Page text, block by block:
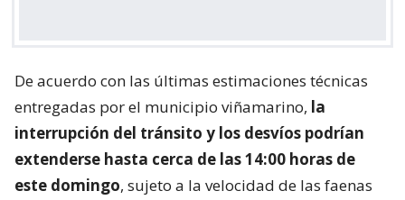
De acuerdo con las últimas estimaciones técnicas
entregadas por el municipio viñamarino, la
interrupción del tránsito y los desvíos podrían
extenderse hasta cerca de las 14:00 horas de
este domingo, sujeto a la velocidad de las faenas